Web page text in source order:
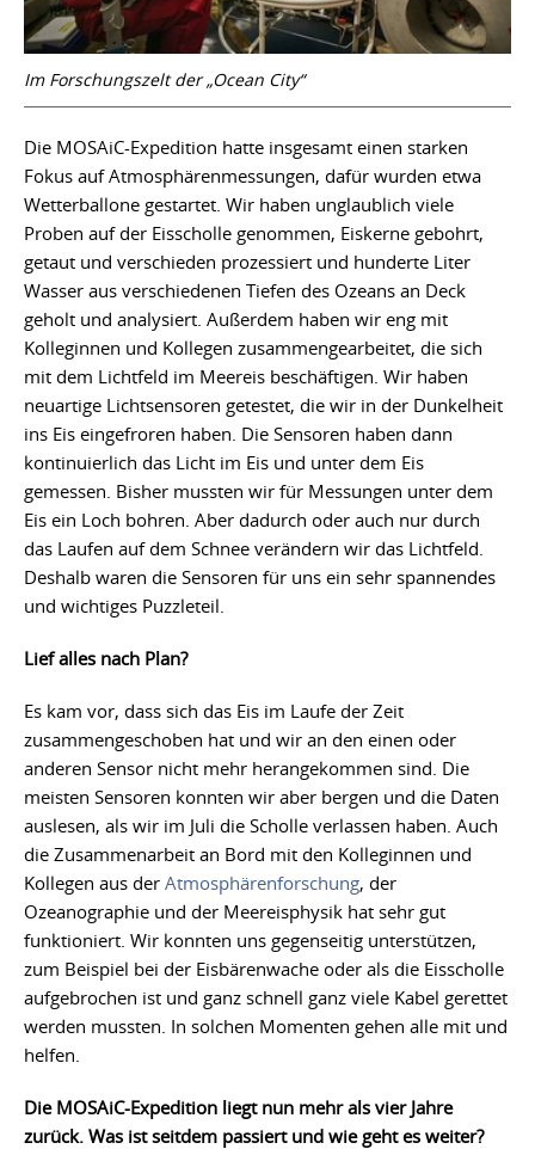
Im Forschungszelt der „Ocean City“
Die MOSAiC-Expedition hatte insgesamt einen starken
Fokus auf Atmosphärenmessungen, dafür wurden etwa
Wetterballone gestartet. Wir haben unglaublich viele
Proben auf der Eisscholle genommen, Eiskerne gebohrt,
getaut und verschieden prozessiert und hunderte Liter
Wasser aus verschiedenen Tiefen des Ozeans an Deck
geholt und analysiert. Außerdem haben wir eng mit
Kolleginnen und Kollegen zusammengearbeitet, die sich
mit dem Lichtfeld im Meereis beschäftigen. Wir haben
neuartige Lichtsensoren getestet, die wir in der Dunkelheit
ins Eis eingefroren haben. Die Sensoren haben dann
kontinuierlich das Licht im Eis und unter dem Eis
gemessen. Bisher mussten wir für Messungen unter dem
Eis ein Loch bohren. Aber dadurch oder auch nur durch
das Laufen auf dem Schnee verändern wir das Lichtfeld.
Deshalb waren die Sensoren für uns ein sehr spannendes
und wichtiges Puzzleteil.
Lief alles nach Plan?
Es kam vor, dass sich das Eis im Laufe der Zeit
zusammengeschoben hat und wir an den einen oder
anderen Sensor nicht mehr herangekommen sind. Die
meisten Sensoren konnten wir aber bergen und die Daten
auslesen, als wir im Juli die Scholle verlassen haben. Auch
die Zusammenarbeit an Bord mit den Kolleginnen und
Kollegen aus der Atmosphärenforschung, der
Ozeanographie und der Meereisphysik hat sehr gut
funktioniert. Wir konnten uns gegenseitig unterstützen,
zum Beispiel bei der Eisbärenwache oder als die Eisscholle
aufgebrochen ist und ganz schnell ganz viele Kabel gerettet
werden mussten. In solchen Momenten gehen alle mit und
helfen.
Die MOSAiC-Expedition liegt nun mehr als vier Jahre
zurück. Was ist seitdem passiert und wie geht es weiter?